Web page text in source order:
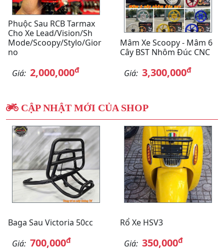
Phuộc Sau RCB Tarmax
Cho Xe Lead/Vision/Sh
Mode/Scoopy/Stylo/Gior
No
Giá: 2,000,000đ
Mâm Xe Scoopy - Mâm 6
Cây BST Nhôm Đúc CNC
Giá: 3,300,000đ
CẬP NHẬT MỚI CỦA SHOP
Baga Sau Victoria 50cc
Giá: 700,000đ
Rổ Xe HSV3
Giá: 350,000đ